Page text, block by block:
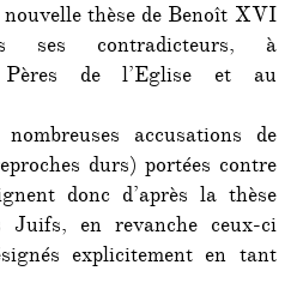
thèse de Benoît XVI
ses contradicteurs, à
Pères de l’Eglise et au
accusations de
durs) portées contre
donc d’après la thèse
Juifs, en revanche ceux-ci
explicitement en tant